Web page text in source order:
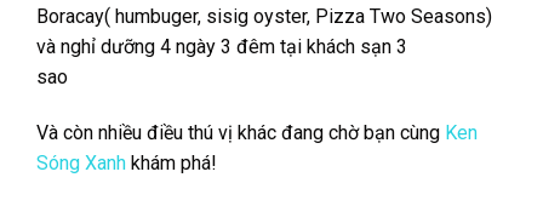
Boracay( humbuger, sisig oyster, Pizza Two Seasons)
và nghỉ dưỡng 4 ngày 3 đêm tại khách sạn 3
sao
Và còn nhiều điều thú vị khác đang chờ bạn cùng Ken
Sóng Xanh khám phá!